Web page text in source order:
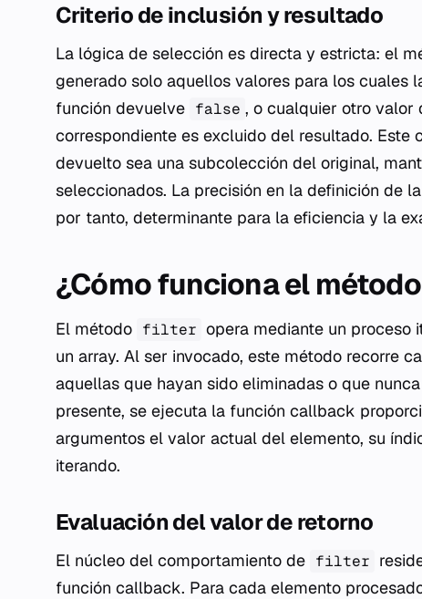
Criterio de inclusión y resultado
La lógica de selección es directa y estricta: el
generado solo aquellos valores para los cuales
función devuelve false , o cualquier otro valor
correspondiente es excluido del resultado.
devuelto sea una subcolección del original,
seleccionados. La precisión en la definición de
por tanto, determinante para la eficiencia y la
¿Cómo funciona el
El método filter opera mediante un proceso
un array. Al ser invocado, este método recorre
aquellas que hayan sido eliminadas o que
presente, se ejecuta la función callback
argumentos el valor actual del elemento, su
iterando.
Evaluación del valor de retorno
El núcleo del comportamiento de filter
función callback. Para cada elemento